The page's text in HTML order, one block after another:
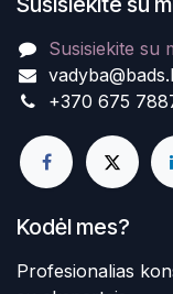
Susisiekite su
+370 675
Kodėl mes?
Profesionalias